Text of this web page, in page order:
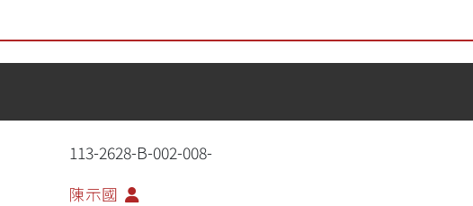
113-2628-B-002-008-
陳示國